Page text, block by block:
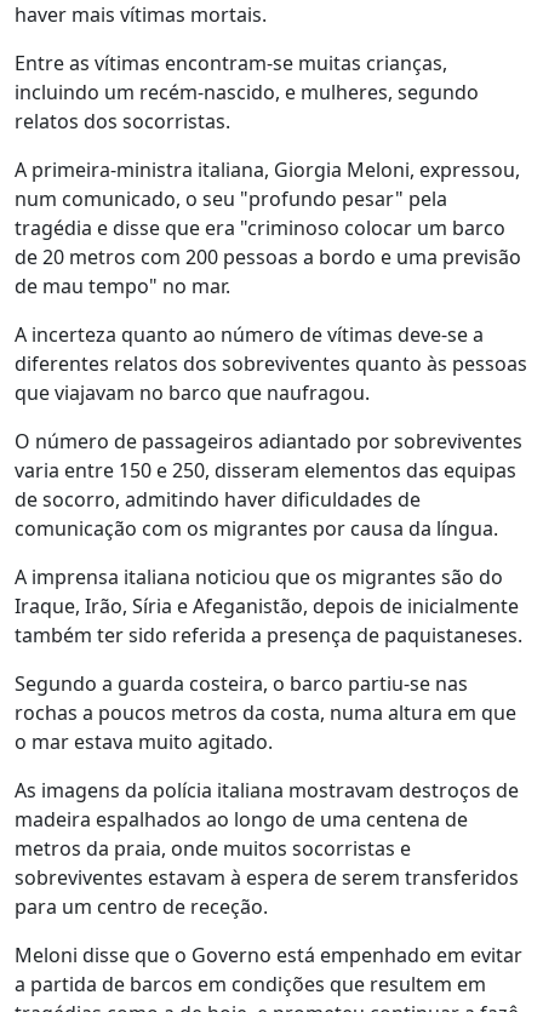
haver mais vítimas mortais.
Entre as vítimas encontram-se muitas crianças,
incluindo um recém-nascido, e mulheres, segundo
relatos dos socorristas.
A primeira-ministra italiana, Giorgia Meloni, expressou,
num comunicado, o seu "profundo pesar" pela
tragédia e disse que era "criminoso colocar um barco
de 20 metros com 200 pessoas a bordo e uma previsão
de mau tempo" no mar.
A incerteza quanto ao número de vítimas deve-se a
diferentes relatos dos sobreviventes quanto às pessoas
que viajavam no barco que naufragou.
O número de passageiros adiantado por sobreviventes
varia entre 150 e 250, disseram elementos das equipas
de socorro, admitindo haver dificuldades de
comunicação com os migrantes por causa da língua.
A imprensa italiana noticiou que os migrantes são do
Iraque, Irão, Síria e Afeganistão, depois de inicialmente
também ter sido referida a presença de paquistaneses.
Segundo a guarda costeira, o barco partiu-se nas
rochas a poucos metros da costa, numa altura em que
o mar estava muito agitado.
As imagens da polícia italiana mostravam destroços de
madeira espalhados ao longo de uma centena de
metros da praia, onde muitos socorristas e
sobreviventes estavam à espera de serem transferidos
para um centro de receção.
Meloni disse que o Governo está empenhado em evitar
a partida de barcos em condições que resultem em